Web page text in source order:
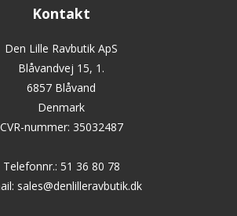
Kontakt
Den Lille Ravbutik ApS
Blåvandvej 15, 1.
6857 Blåvand
Denmark
CVR-nummer: 35032487
Telefonnr.: 51 36 80 78
: sales@denlilleravbutik.dk